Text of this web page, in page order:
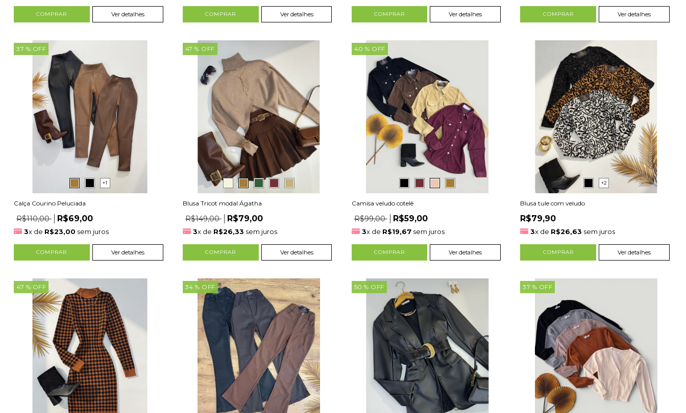
COMPRAR Ver detalhes COMPRAR Ver detalhes COMPRAR Ver detalhes COMPRAR Ver detalhes
37 % OFF
+1
Calça Courino Peluciada
R$110,00 R$69,00
3x de R$23,00 sem juros
COMPRAR Ver detalhes
47 % OFF
Blusa Tricot modal Ágatha
R$149,00 R$79,00
3x de R$26,33 sem juros
COMPRAR Ver detalhes
40 % OFF
Camisa veludo cotelê
R$99,00 R$59,00
3x de R$19,67sem juros
COMPRAR Ver detalhes
+2
Blusa tule com veludo
R$79,90
3x de R$26,63 sem juros
COMPRAR Ver detalhes
47 % OFF 34 % OFF 50 % OFF 37 % OFF